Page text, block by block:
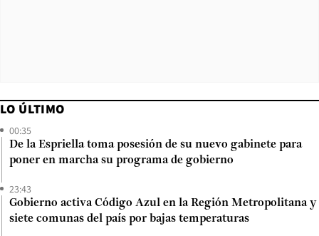
LO ÚLTIMO
00:35
De la Espriella toma posesión de su nuevo gabinete para
poner en marcha su programa de gobierno
23:43
Gobierno activa Código Azul en la Región Metropolitana y
siete comunas del país por bajas temperaturas